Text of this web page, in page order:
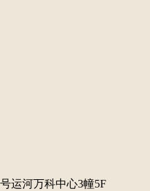
运河万科中心3幢5F